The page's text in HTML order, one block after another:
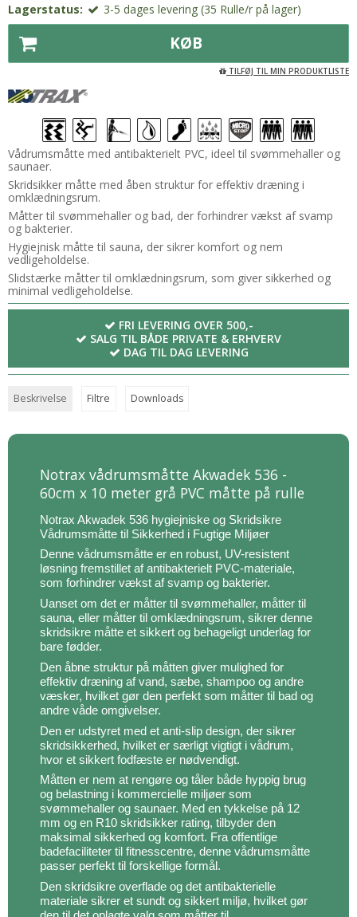
Lagerstatus:
3-5 dages levering (35 Rulle/r på lager)
KØB
TILFØJ TIL MIN PRODUKTLISTE
Vådrumsmåtte med antibakterielt PVC, ideel til svømmehaller og
saunaer.
Skridsikker måtte med åben struktur for effektiv dræning i
omklædningsrum.
Måtter til svømmehaller og bad, der forhindrer vækst af svamp
og bakterier.
Hygiejnisk måtte til sauna, der sikrer komfort og nem
vedligeholdelse.
Slidstærke måtter til omklædningsrum, som giver sikkerhed og
minimal vedligeholdelse.
FRI LEVERING OVER 500,-
SALG TIL BÅDE PRIVATE & ERHVERV
DAG TIL DAG LEVERING
Beskrivelse Filtre Downloads
Notrax vådrumsmåtte Akwadek 536 -
60cm x 10 meter grå PVC måtte på rulle
Notrax Akwadek 536 hygiejniske og Skridsikre
Vådrumsmåtte til Sikkerhed i Fugtige Miljøer
Denne vådrumsmåtte er en robust, UV-resistent
løsning fremstillet af antibakterielt PVC-materiale,
som forhindrer vækst af svamp og bakterier.
Uanset om det er måtter til svømmehaller, måtter til
sauna, eller måtter til omklædningsrum, sikrer denne
skridsikre måtte et sikkert og behageligt underlag for
bare fødder.
Den åbne struktur på måtten giver mulighed for
effektiv dræning af vand, sæbe, shampoo og andre
væsker, hvilket gør den perfekt som måtter til bad og
andre våde omgivelser.
Den er udstyret med et anti-slip design, der sikrer
skridsikkerhed, hvilket er særligt vigtigt i vådrum,
hvor et sikkert fodfæste er nødvendigt.
Måtten er nem at rengøre og tåler både hyppig brug
og belastning i kommercielle miljøer som
svømmehaller og saunaer. Med en tykkelse på 12
mm og en R10 skridsikker rating, tilbyder den
maksimal sikkerhed og komfort. Fra offentlige
badefaciliteter til fitnesscentre, denne vådrumsmåtte
passer perfekt til forskellige formål.
Den skridsikre overflade og det antibakterielle
materiale sikrer et sundt og sikkert miljø, hvilket gør